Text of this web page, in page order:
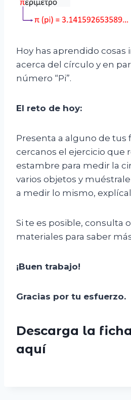
Hoy has aprendido cosas
acerca del círculo y en
número “Pi”.
El reto de hoy:
Presenta a alguno de tus
cercanos el ejercicio que
estambre para medir la
varios objetos y
a medir lo mismo,
Si te es posible, consulta
materiales para saber
¡Buen trabajo!
Gracias por tu esfuerzo.
Descarga la
aquí